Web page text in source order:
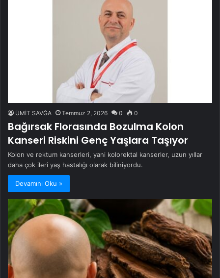
ÜMİT SAVĞA Temmuz 2, 2026 0 0
Bağırsak Florasında Bozulma Kolon
Kanseri Riskini Genç Yaşlara Taşıyor
Kolon ve rektum kanserleri, yani kolorektal kanserler, uzun yıllar
daha çok ileri yaş hastalığı olarak biliniyordu.
Devamını Oku »